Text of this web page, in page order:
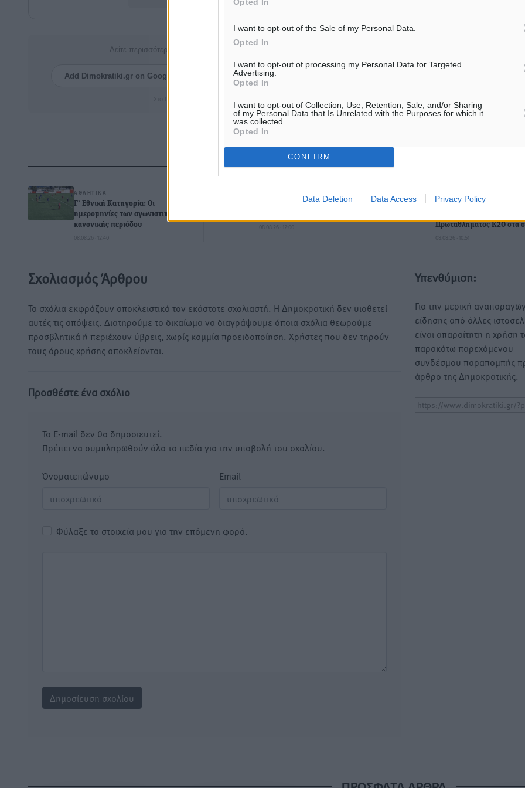
I want to opt-out of the Sale of my Personal Data.
Opted In
I want to opt-out of processing my Personal Data for Targeted
Advertising.
Opted In
I want to opt-out of Collection, Use, Retention, Sale, and/or Sharing
of my Personal Data that Is Unrelated with the Purposes for which it
was collected.
Opted In
CONFIRM
Data Deletion Data Access Privacy Policy
Δείτε περισσότερα άρθρα μας στα αποτελέσματα αναζήτησης
Add Dimokratiki.gr on Google ↗ Ακολουθήστε μας στο Google News ★ ↗
ΔΙΑΒΑΣΕ ΕΠΙΣΗΣ
ΑΘΛΗΤΙΚΆ
Γ’ Εθνική Κατηγορία: Οι
ημερομηνίες των αγωνιστικών της
κανονικής περιόδου
08.08.26 · 12:40
Χωρίς υποχρεωτική παρουσία
08.08.26 · 12:00
ΣΕΓΑΣ: Πιστώθηκαν τα
Πρωταθλήματος Κ20 στα
08.08.26 · 10:51
Σχολιασμός Άρθρου
Τα σχόλια εκφράζουν αποκλειστικά τον εκάστοτε σχολιαστή. Η Δημοκρατική δεν υιοθετεί
αυτές τις απόψεις. Διατηρούμε το δικαίωμα να διαγράψουμε όποια σχόλια θεωρούμε
προσβλητικά ή περιέχουν ύβρεις, χωρίς καμμία προειδοποίηση. Χρήστες που δεν τηρούν
τους όρους χρήσης αποκλείονται.
Προσθέστε ένα σχόλιο
Το E-mail δεν θα δημοσιευτεί.
Πρέπει να συμπληρωθούν όλα τα πεδία για την υποβολή του σχολίου.
Όνοματεπώνυμο Email
Φύλαξε τα στοιχεία μου για την επόμενη φορά.
Υπενθύμιση:
Για την μερική
είδησης από άλλες
είναι απαραίτητη η χρήση
παρακάτω παρεχόμενου
συνδέσμου παραπομπής
άρθρο της Δημοκρατικής.